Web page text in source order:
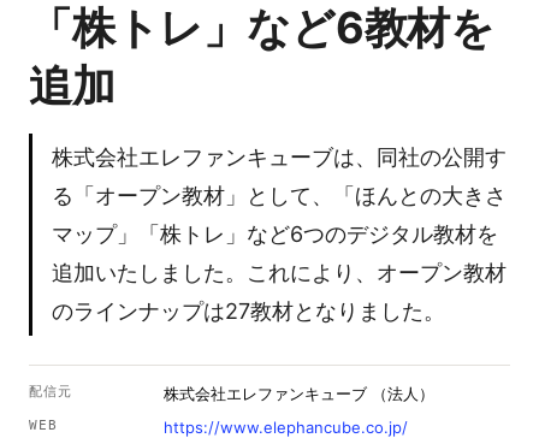
「株トレ」など6教材を
追加
株式会社エレファンキューブは、同社の公開す
る「オープン教材」として、「ほんとの大きさ
マップ」「株トレ」など6つのデジタル教材を
追加いたしました。これにより、オープン教材
のラインナップは27教材となりました。
配信元 株式会社エレファンキューブ （法人）
WEB https://www.elephancube.co.jp/